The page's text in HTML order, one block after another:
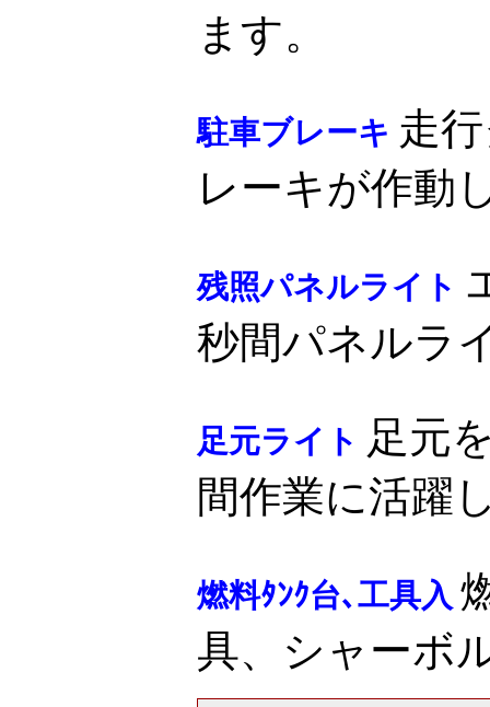
ます。
駐車ブレーキ 走
レーキが作動
残照パネルライト
秒間パネルラ
足元ライト 足元
間作業に活躍
燃料ﾀﾝｸ台､工具入
具、シャーボ